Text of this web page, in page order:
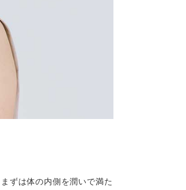
ずは体の内側を潤いで満た